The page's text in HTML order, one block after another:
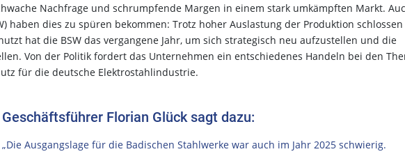
Nachfrage und schrumpfende Margen in einem stark umkämpften Markt.
haben dies zu spüren bekommen: Trotz hoher Auslastung der Produktion
hat die BSW das vergangene Jahr, um sich strategisch neu aufzustellen und die
Von der Politik fordert das Unternehmen ein entschiedenes Handeln bei den
für die deutsche Elektrostahlindustrie.
Geschäftsführer Florian Glück sagt dazu:
„Die Ausgangslage für die Badischen Stahlwerke war auch im Jahr 2025 schwierig.